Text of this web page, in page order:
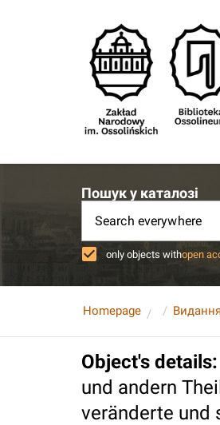
Пошук у каталозі
Search everywhere
only objects withopen
Homepage
Object's details:
und andern
veränderte und